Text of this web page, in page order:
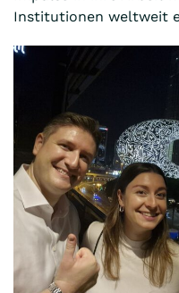
Institutionen weltweit